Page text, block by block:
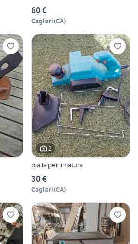
60 €
Cagliari(CA)
2
pialla per limatura
30 €
Cagliari(CA)